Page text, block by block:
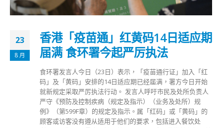
23
8 月
香港「疫苗通」红黄码14日适应期
届满 食环署今起严厉执法
食环署发言人今日（23日）表示，「疫苗通行证」加入「红
码」及「黄码」安排的14日适应期已经届满，署方今日开始
就新规定采取严厉执法行动。 发言人呼吁市民及处所负责人
严守《预防及控制疾病（规定及指示）（业务及处所）规
例》（第599F章）的规定及指示。属「红码」或「黄码」的
顾客或访客没有遵从适用于他们的要求，包括进入餐饮处